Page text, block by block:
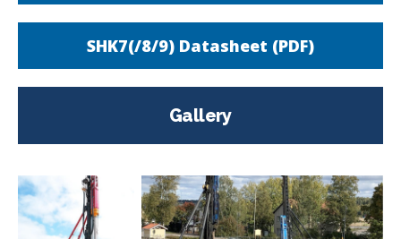
SHK7(/8/9) Datasheet (PDF)
Gallery